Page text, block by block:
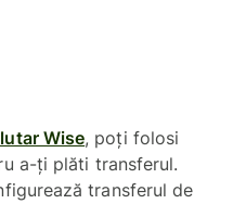
Wise, poți folosi
a-ți plăti transferul.
transferul de